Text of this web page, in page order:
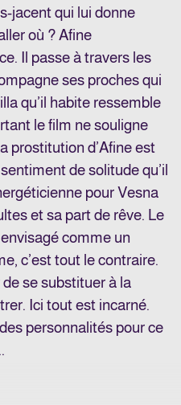
jacent qui lui donne
où ? Afine
Il passe à travers les
ses proches qui
qu’il habite ressemble
le film ne souligne
prostitution d’Afine est
de solitude qu’il
pour Vesna
et sa part de rêve. Le
comme un
c’est tout le contraire.
de se substituer à la
Ici tout est incarné.
personnalités pour ce